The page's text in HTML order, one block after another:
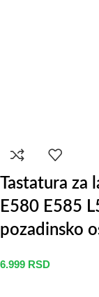
Tastatura
E580 E585
pozadinsko
6.999 RSD